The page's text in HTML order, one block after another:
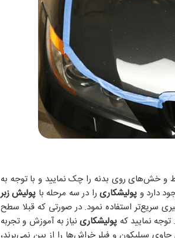
و خش‌های روی بدنه را چک نمایید و با توجه به
دارد و پولیشکاریرا در سه مرحله با پولیش زبر
سریع‌تر استفاده نمود. در صورتی که قبلا سطح
نمایید که پولیشکارینیاز به آموزش و تجربه